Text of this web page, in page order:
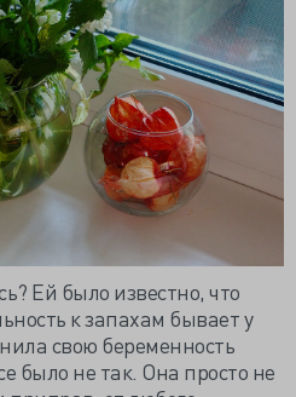
Ей было известно, что
к запахам бывает у
свою беременность
было не так. Она просто не